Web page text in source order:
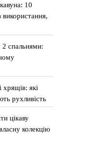
10
використання,
спальнями:
хрящів: які
рухливість
цікаву
колекцію